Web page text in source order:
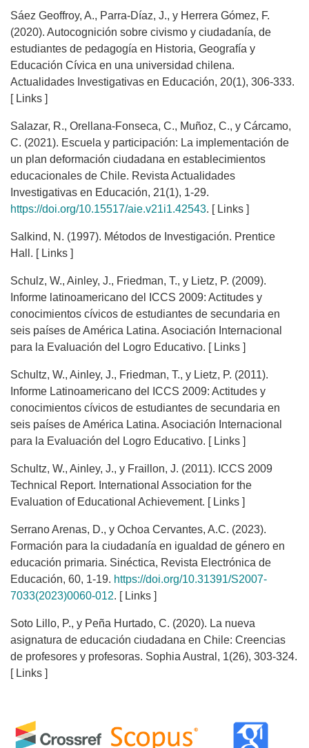
Sáez Geoffroy, A., Parra-Díaz, J., y Herrera Gómez, F.
(2020). Autocognición sobre civismo y ciudadanía, de
estudiantes de pedagogía en Historia, Geografía y
Educación Cívica en una universidad chilena.
Actualidades Investigativas en Educación, 20(1), 306-333.
[ Links ]
Salazar, R., Orellana-Fonseca, C., Muñoz, C., y Cárcamo,
C. (2021). Escuela y participación: La implementación de
un plan deformación ciudadana en establecimientos
educacionales de Chile. Revista Actualidades
Investigativas en Educación, 21(1), 1-29.
https://doi.org/10.15517/aie.v21i1.42543. [ Links ]
Salkind, N. (1997). Métodos de Investigación. Prentice
Hall. [ Links ]
Schulz, W., Ainley, J., Friedman, T., y Lietz, P. (2009).
Informe latinoamericano del ICCS 2009: Actitudes y
conocimientos cívicos de estudiantes de secundaria en
seis países de América Latina. Asociación Internacional
para la Evaluación del Logro Educativo. [ Links ]
Schultz, W., Ainley, J., Friedman, T., y Lietz, P. (2011).
Informe Latinoamericano del ICCS 2009: Actitudes y
conocimientos cívicos de estudiantes de secundaria en
seis países de América Latina. Asociación Internacional
para la Evaluación del Logro Educativo. [ Links ]
Schultz, W., Ainley, J., y Fraillon, J. (2011). ICCS 2009
Technical Report. International Association for the
Evaluation of Educational Achievement. [ Links ]
Serrano Arenas, D., y Ochoa Cervantes, A.C. (2023).
Formación para la ciudadanía en igualdad de género en
educación primaria. Sinéctica, Revista Electrónica de
Educación, 60, 1-19. https://doi.org/10.31391/S2007-
7033(2023)0060-012. [ Links ]
Soto Lillo, P., y Peña Hurtado, C. (2020). La nueva
asignatura de educación ciudadana en Chile: Creencias
de profesores y profesoras. Sophia Austral, 1(26), 303-324.
[ Links ]